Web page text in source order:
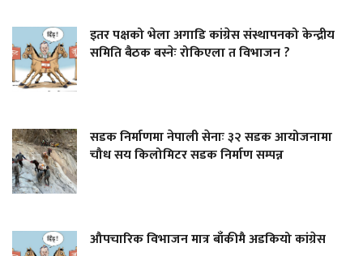
इतर पक्षको भेला अगाडि कांग्रेस संस्थापनको केन्द्रीय
समिति बैठक बस्नेः रोकिएला त विभाजन ?
सडक निर्माणमा नेपाली सेनाः ३२ सडक आयोजनामा
चौध सय किलोमिटर सडक निर्माण सम्पन्न
औपचारिक विभाजन मात्र बाँकीमै अडकियो कांग्रेस